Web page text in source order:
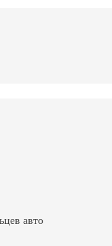
авто